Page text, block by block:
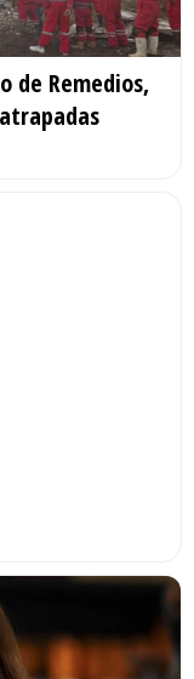
de Remedios,